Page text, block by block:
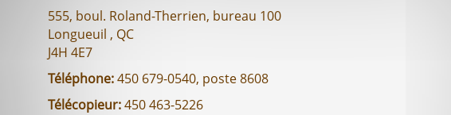
555, boul. Roland-Therrien, bureau 100
Longueuil , QC
J4H 4E7
Téléphone:450 679-0540, poste 8608
Télécopieur:450 463-5226